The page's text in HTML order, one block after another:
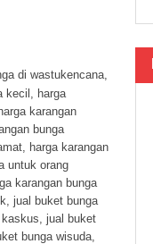
di wastukencana,
kecil , harga
harga karangan
bunga
, harga karangan
untuk orang
karangan bunga
, jual buket bunga
, jual buket
bunga wisuda,